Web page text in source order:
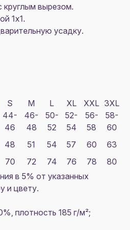
круглым вырезом.
1х1.
усадку.
S
44-
46
M
46-
48
L
50-
52
XL
52-
54
XXL
56-
58
3XL
58-
60
48 51 54 57 60
63
70 72 74 76 78
80
в 5% от указанных
и цвету.
плотность 185 г/м²;